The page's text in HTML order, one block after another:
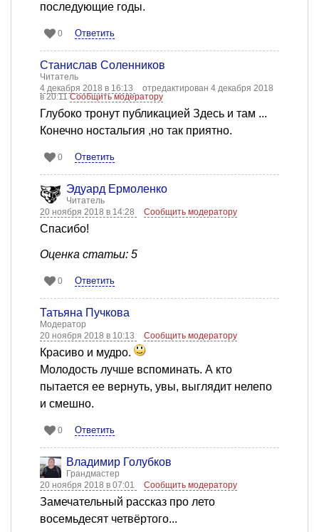
последующие годы.
0 Ответить
Станислав Соленников
Читатель
4 декабря 2018 в 16:13
отредактирован 4 декабря 2018
в 20:11Сообщить модератору
Глубоко тронут публикацией Здесь и там ...
Конечно ностальгия ,но так приятно.
0 Ответить
Эдуард Ермоленко
Читатель
20 ноября 2018 в 14:28
Сообщить модератору
Спасибо!
Оценка статьи: 5
0 Ответить
Татьяна Пучкова
Модератор
20 ноября 2018 в 10:13
Сообщить модератору
Красиво и мудро.
Молодость лучше вспоминать. А кто
пытается ее вернуть, увы, выглядит нелепо
и смешно.
0 Ответить
Владимир Голубков
Грандмастер
20 ноября 2018 в 07:01
Сообщить модератору
Замечательный рассказ про лето
восемьдесят четвёртого...